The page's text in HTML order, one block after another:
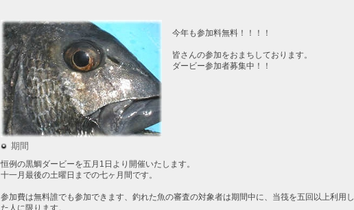
今年も参加料無料！！！！
皆さんの参加をおまちしております。
ダービー参加者募集中！！
期間
恒例の黒鯛ダービーを五月1日より開催いたします。
十一月最後の土曜日までの七ヶ月間です。
参加費は無料誰でも参加できます、釣れた魚の審査の対象者は期間中に、当筏を五回以上利用し
た人に限ります。